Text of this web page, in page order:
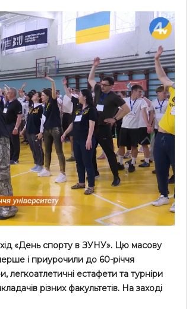
«День спорту в ЗУНУ». Цю масову
і приурочили до 60-річчя
легкоатлетичні естафети та турніри
різних факультетів. На заході